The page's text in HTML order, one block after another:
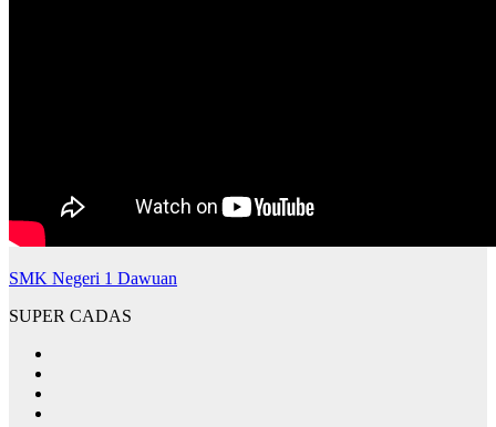
SMK Negeri 1 Dawuan
SUPER CADAS